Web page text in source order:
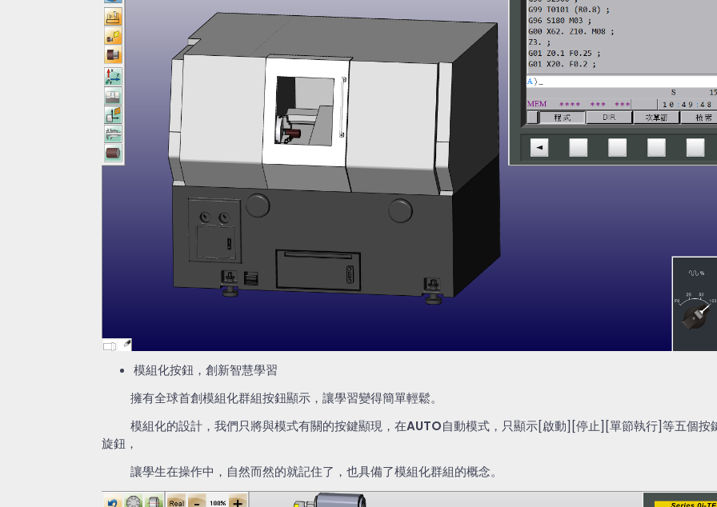
模組化按鈕，創新智慧學習
擁有全球首創模組化群組按鈕顯示，讓學習變得簡單輕鬆。
模組化的設計，我們只將與模式有關的按鍵顯現，在AUTO自動模式，只顯示[啟動][停止][單節執行]等五個按
旋鈕，
讓學生在操作中，自然而然的就記住了，也具備了模組化群組的概念。